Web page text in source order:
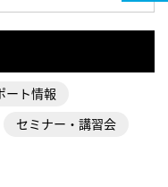
ート情報
セミナー・講習会